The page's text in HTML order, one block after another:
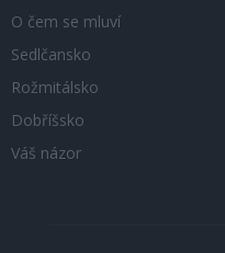
O čem se mluví
Sedlčansko
Rožmitálsko
Dobříšsko
Váš názor